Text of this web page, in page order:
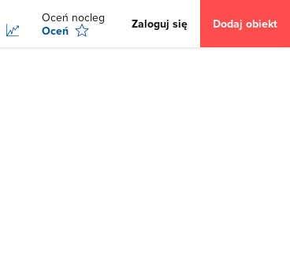
Oceń nocleg
Oceń
Zaloguj się Dodaj obiekt